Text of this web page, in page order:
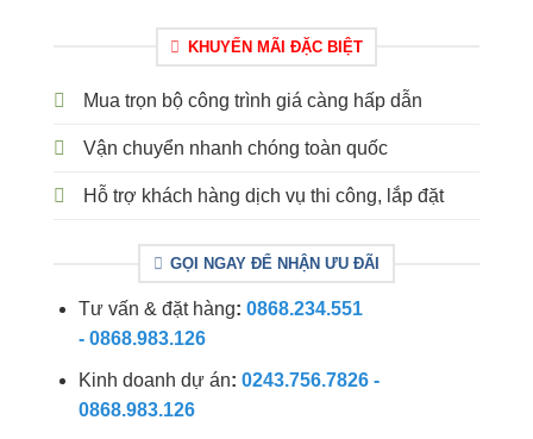
KHUYẾN MÃI ĐẶC BIỆT
Mua trọn bộ công trình giá càng hấp dẫn
Vận chuyển nhanh chóng toàn quốc
Hỗ trợ khách hàng dịch vụ thi công, lắp đặt
GỌI NGAY ĐỂ NHẬN ƯU ĐÃI
Tư vấn & đặt hàng: 0868.234.551
- 0868.983.126
Kinh doanh dự án: 0243.756.7826 -
0868.983.126